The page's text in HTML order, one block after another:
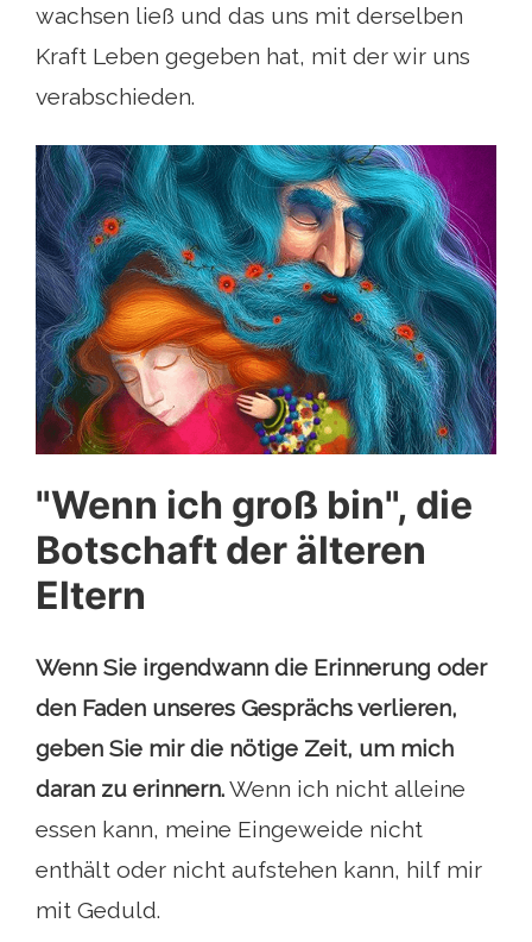
wachsen ließ und das uns mit derselben
Kraft Leben gegeben hat, mit der wir uns
verabschieden.
"Wenn ich groß bin", die
Botschaft der älteren
Eltern
Wenn Sie irgendwann die Erinnerung oder
den Faden unseres Gesprächs verlieren,
geben Sie mir die nötige Zeit, um mich
daran zu erinnern.Wenn ich nicht alleine
essen kann, meine Eingeweide nicht
enthält oder nicht aufstehen kann, hilf mir
mit Geduld.